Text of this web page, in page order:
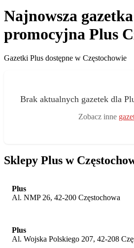
Najnowsza gazetka
promocyjna Plus
Gazetki Plus dostępne w Częstochowie
Brak aktualnych gazetek dla
Zobacz inne
Sklepy Plus w
Plus
Al. NMP 26, 42-200 Częstochowa
Plus
Al. Wojska Polskiego 207, 42-208